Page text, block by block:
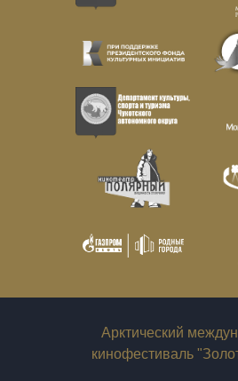
Арктический
кинофестиваль